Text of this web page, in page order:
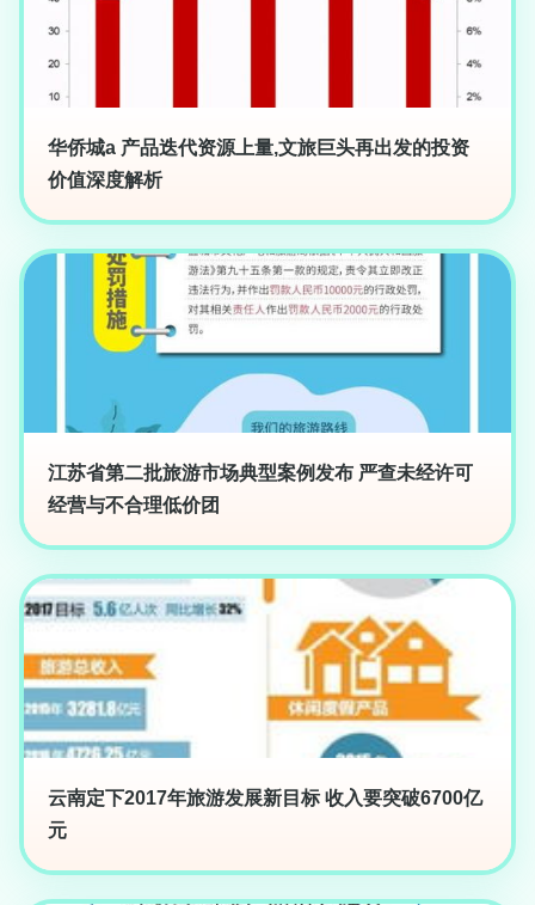
华侨城a 产品迭代资源上量,文旅巨头再出发的投资
价值深度解析
江苏省第二批旅游市场典型案例发布 严查未经许可
经营与不合理低价团
云南定下2017年旅游发展新目标 收入要突破6700亿
元